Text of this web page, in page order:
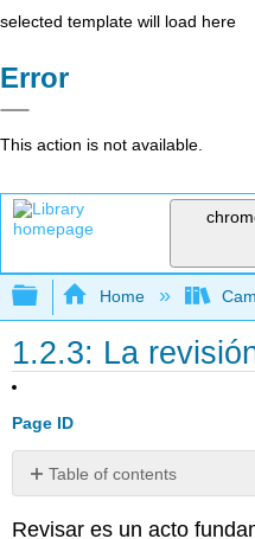
selected template will load here
Error
This action is not available.
Expand/collapse
Home
1.2.3: La
Page ID
Table of contents
del
Revisar es un acto